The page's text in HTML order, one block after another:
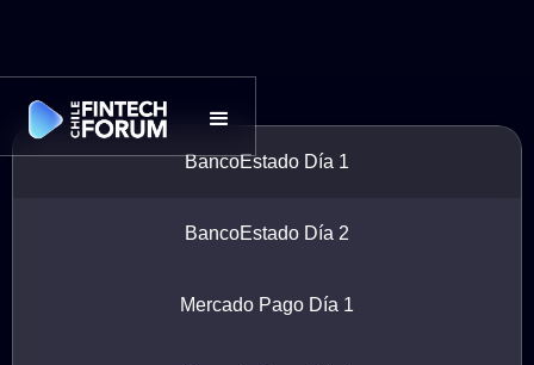
BancoEstado Día 1
BancoEstado Día 2
Mercado Pago Día 1